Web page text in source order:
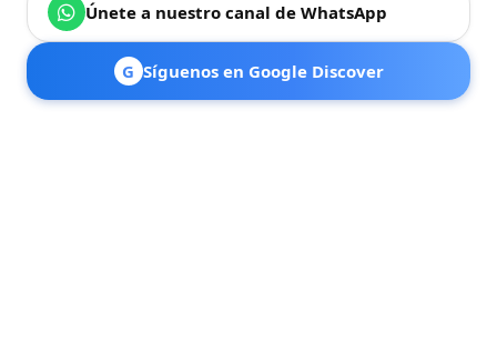
Únete a nuestro canal de WhatsApp
G Síguenos en Google Discover